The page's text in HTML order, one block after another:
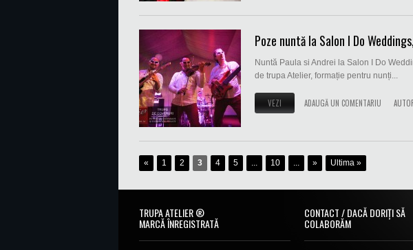
Poze nuntă la Salon I Do
Nuntă Paula si Andrei la Salon I Do
de trupa Atelier, formație pentru nunți...
VEZI ADAUGĂ UN COMENTARIU
« 1 2 3 4 5 ... 10 ... » Ultima »
TRUPA ATELIER ®
MARCĂ ÎNREGISTRATĂ
CONTACT / DACĂ DORIȚI SĂ
COLABORĂM